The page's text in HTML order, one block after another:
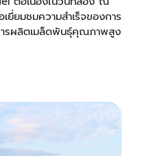
ยี่ยมชมความสำเร็จของการ
ารผลิตเมล็ดพันธุ์คุณภาพสูง